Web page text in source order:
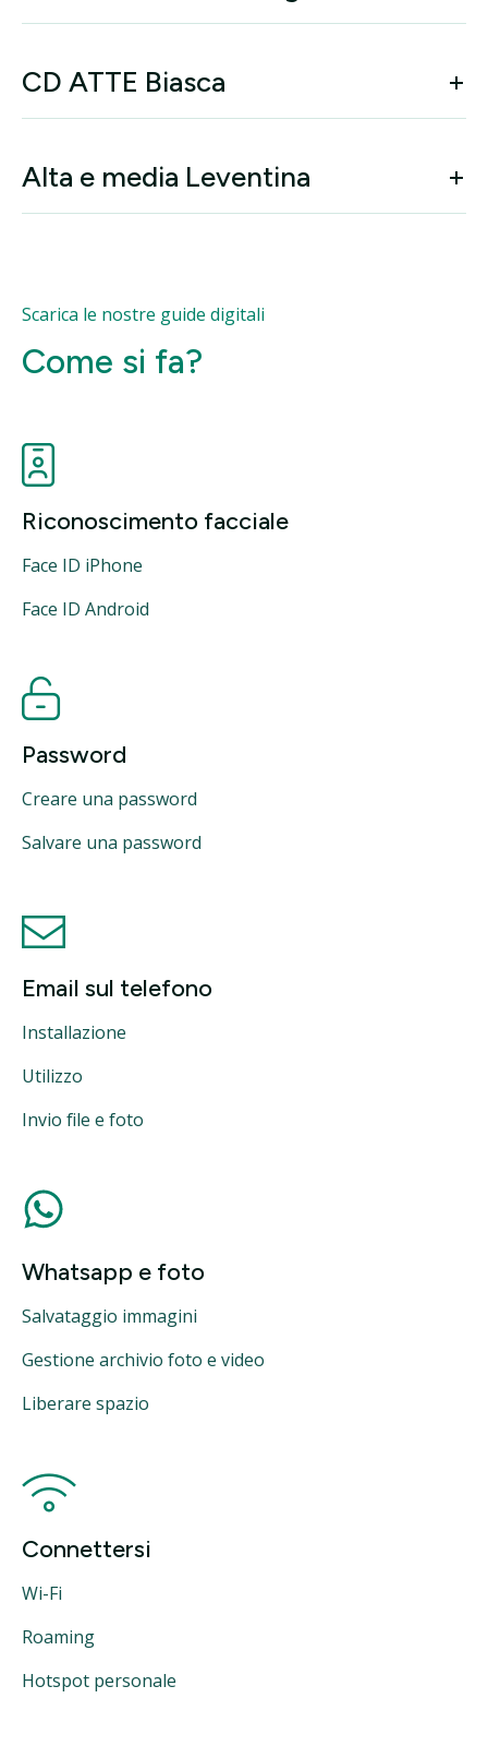
CD ATTE Biasca
Alta e media Leventina
Scarica le nostre guide digitali
Come si fa?
Riconoscimento facciale
Face ID iPhone
Face ID Android
Password
Creare una password
Salvare una password
Email sul telefono
Installazione
Utilizzo
Invio file e foto
Whatsapp e foto
Salvataggio immagini
Gestione archivio foto e video
Liberare spazio
Connettersi
Wi-Fi
Roaming
Hotspot personale